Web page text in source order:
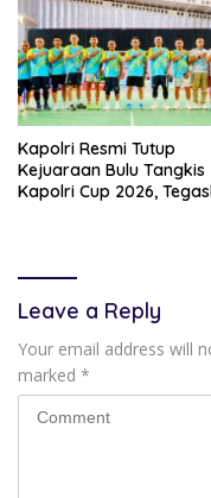
Kapolri Resmi Tutup
Kejuaraan Bulu Tangkis
Kapolri Cup 2026,
Leave a Reply
Your email address will
marked *